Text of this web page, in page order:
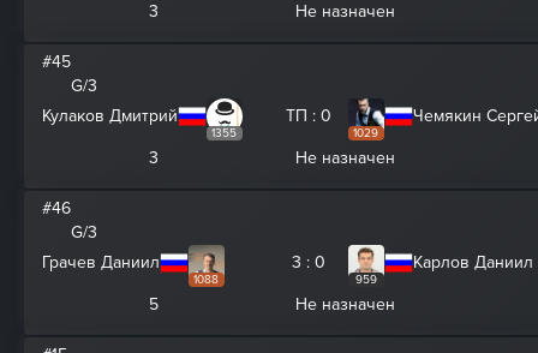
3 Не назначен
#45
G/3
Кулаков Дмитрий
1355
ТП : 0
1029
Чемякин
3 Не назначен
#46
G/3
Грачев Даниил
1088
3 : 0
959
Карлов Даниил
5 Не назначен